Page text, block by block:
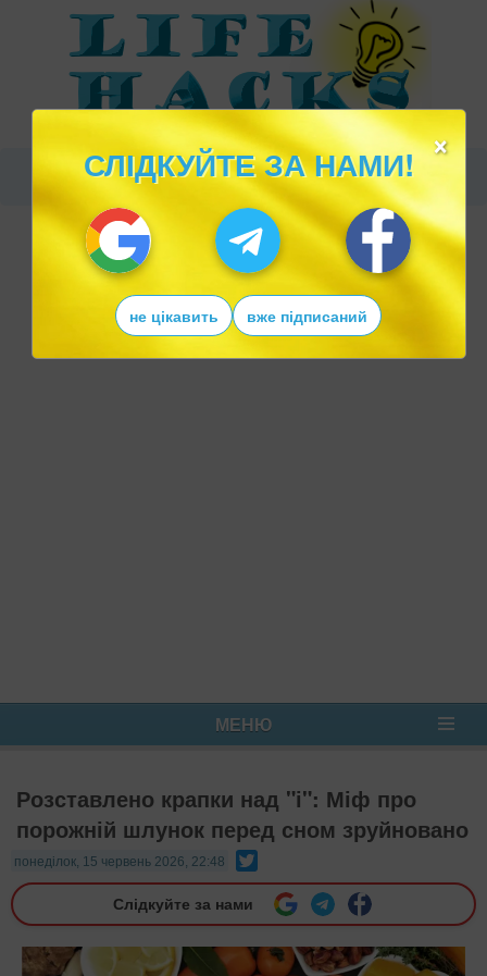
МЕНЮ
Розставлено крапки над "і": Міф про
порожній шлунок перед сном зруйновано
понеділок, 15 червень 2026, 22:48
Слідкуйте за нами
×
СЛІДКУЙТЕ ЗА НАМИ!
не цікавить вже підписаний